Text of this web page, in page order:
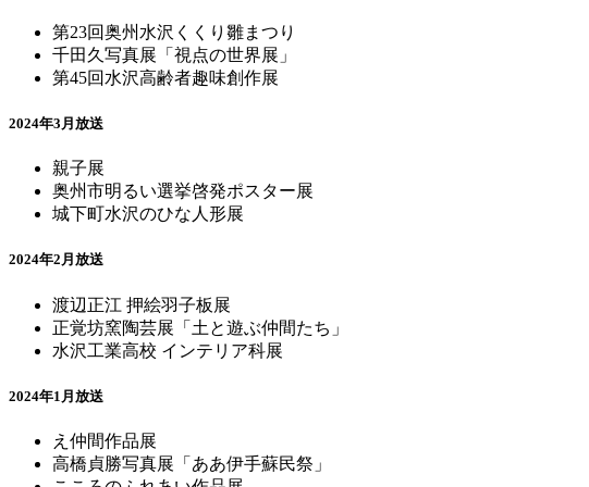
第23回奥州水沢くくり雛まつり
千田久写真展「視点の世界展」
第45回水沢高齢者趣味創作展
2024年3月放送
親子展
奥州市明るい選挙啓発ポスター展
城下町水沢のひな人形展
2024年2月放送
渡辺正江 押絵羽子板展
正覚坊窯陶芸展「土と遊ぶ仲間たち」
水沢工業高校 インテリア科展
2024年1月放送
え仲間作品展
高橋貞勝写真展「ああ伊手蘇民祭」